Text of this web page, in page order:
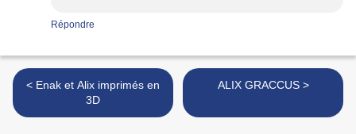
Répondre
< Enak et Alix imprimés en
3D
ALIX GRACCUS >